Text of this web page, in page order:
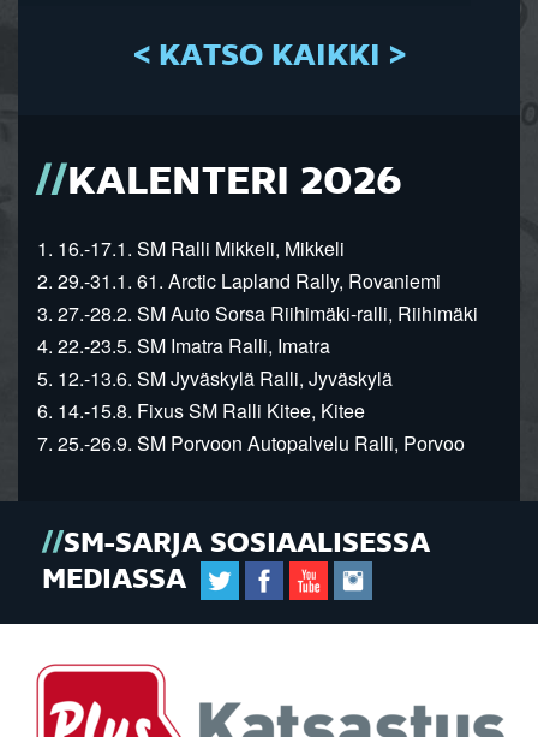
< KATSO KAIKKI >
KALENTERI 2026
1. 16.-17.1. SM Ralli Mikkeli, Mikkeli
2. 29.-31.1. 61. Arctic Lapland Rally, Rovaniemi
3. 27.-28.2. SM Auto Sorsa Riihimäki-ralli, Riihimäki
4. 22.-23.5. SM Imatra Ralli, Imatra
5. 12.-13.6. SM Jyväskylä Ralli, Jyväskylä
6. 14.-15.8. Fixus SM Ralli Kitee, Kitee
7. 25.-26.9. SM Porvoon Autopalvelu Ralli, Porvoo
SM-SARJA SOSIAALISESSA
MEDIASSA